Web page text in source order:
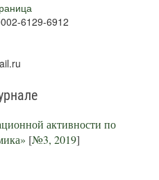
6129-6912
активности по
[№3, 2019]